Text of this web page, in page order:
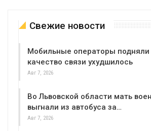
Свежие новости
Мобильные операторы
качество связи ухудшилось
Авг 7, 2026
Во Львовской области мать
выгнали из автобуса за…
Авг 7, 2026